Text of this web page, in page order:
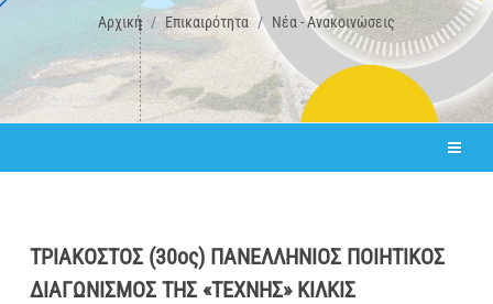
Αρχική Επικαιρότητα Νέα - Ανακοινώσεις
ΤΡΙΑΚΟΣΤΟΣ (30ος) ΠΑΝΕΛΛΗΝΙΟΣ ΠΟΙΗΤΙΚΟΣ
ΔΙΑΓΩΝΙΣΜΟΣ ΤΗΣ «ΤΕΧΝΗΣ» ΚΙΛΚΙΣ